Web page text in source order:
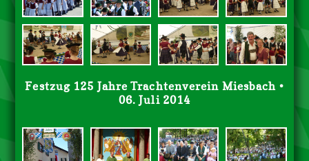
Festzug 125 Jahre Trachtenverein Miesbach •
06. Juli 2014